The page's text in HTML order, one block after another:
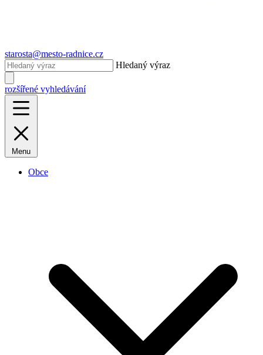
starosta@mesto-radnice.cz
Hledaný výraz
rozšířené vyhledávání
Menu
Obce